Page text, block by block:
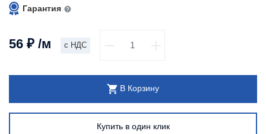
Гарантия
56 ₽ /м с НДС
В Корзину
Купить в один клик